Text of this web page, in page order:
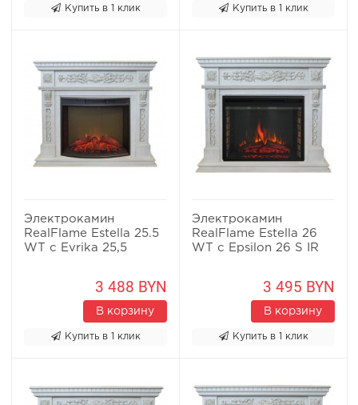
Купить в 1 клик Купить в 1 клик
Электрокамин
RealFlame Estella 25.5
WT с Evrika 25,5
3 488 BYN
В корзину
Купить в 1 клик
Электрокамин
RealFlame Estella 26
WT с Epsilon 26 S IR
3 495 BYN
В корзину
Купить в 1 клик